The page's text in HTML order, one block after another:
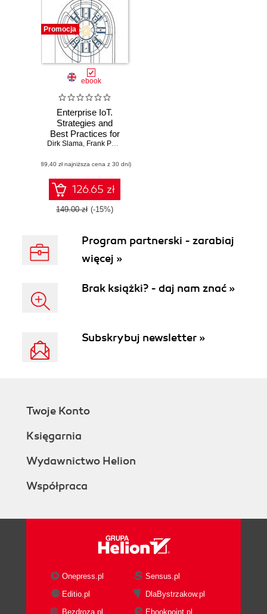
Promocja
ebook
Enterprise IoT.
Strategies and
Best Practices for
Connected
Services
Dirk Slama, Frank Puhlmann
(89,40 zł najniższa cena z 30 dni)
126.65 zł
149.00 zł (-15%)
Program partnerski - zarabiaj
więcej »
Brak książki? - daj nam znać »
Subskrybuj newsletter »
Twoje Konto
Księgarnia
Wydawnictwo Helion
Współpraca
Onepress.pl
Sensus.pl
Editio.pl
DlaBystrzakow.pl
Bezdroza.pl
Ebookpoint.pl